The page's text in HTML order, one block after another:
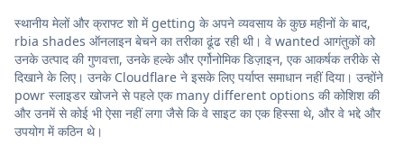
स्थानीय मेलों और क्राफ्ट शो में getting के अपने व्यवसाय के कुछ महीनों के बाद,
rbia shades ऑनलाइन बेचने का तरीका ढूंढ रही थी। वे wanted आगंतुकों को
उनके उत्पाद की गुणवत्ता, उनके हल्के और एर्गोनोमिक डिज़ाइन, एक आकर्षक तरीके से
दिखाने के लिए। उनके Cloudflare ने इसके लिए पर्याप्त समाधान नहीं दिया। उन्होंने
powr स्लाइडर खोजने से पहले एक many different options की कोशिश की
और उनमें से कोई भी ऐसा नहीं लगा जैसे कि वे साइट का एक हिस्सा थे, और वे भद्दे और
उपयोग में कठिन थे।